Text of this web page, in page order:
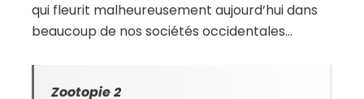
qui fleurit malheureusement aujourd’hui dans
beaucoup de nos sociétés occidentales…
Zootopie 2